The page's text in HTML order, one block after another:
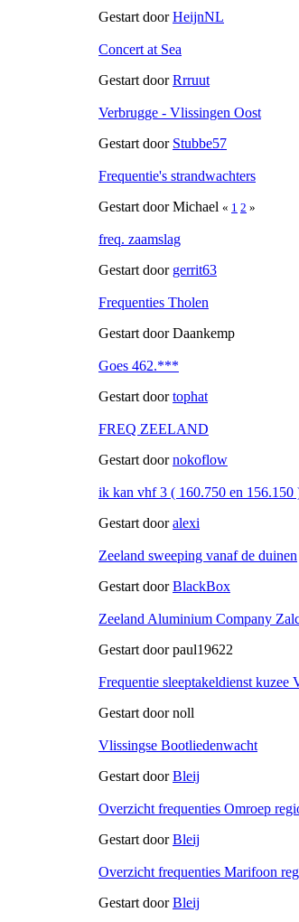
Gestart doorHeijnNL
Concert at Sea
Gestart doorRrruut
Verbrugge - Vlissingen Oost
Gestart door Stubbe57
Frequentie's strandwachters
Gestart door Michael « 1 2 »
freq. zaamslag
Gestart door gerrit63
Frequenties Tholen
Gestart door Daankemp
Goes 462.***
Gestart doortophat
FREQ ZEELAND
Gestart doornokoflow
ik kan vhf 3 ( 160.750 en 156.150
Gestart dooralexi
Zeeland sweeping vanaf de duinen
Gestart doorBlackBox
Zeeland Aluminium Company
Gestart door paul19622
Frequentie sleeptakeldienst kuzee
Gestart door noll
Vlissingse Bootliedenwacht
Gestart doorBleij
Overzicht frequenties Omroep
Gestart doorBleij
Overzicht frequenties Marifoon
Gestart doorBleij